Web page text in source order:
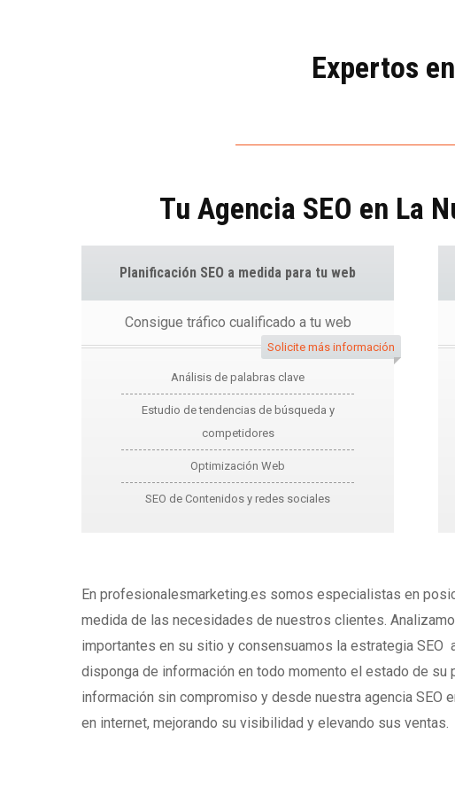
Expertos
Tu Agencia SEO en La
Planificación SEO a medida para tu web
Consigue tráfico cualificado a tu web
Solicite más información
Análisis de palabras clave
Estudio de tendencias de búsqueda y
competidores
Optimización Web
SEO de Contenidos y redes sociales
En profesionalesmarketing.es somos especialistas en
medida de las necesidades de nuestros clientes.
importantes en su sitio y consensuamos la estrategia SEO
disponga de información en todo momento el estado de su
información sin compromiso y desde nuestra agencia SEO
en internet, mejorando su visibilidad y elevando sus ventas.